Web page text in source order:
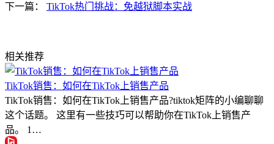
下一篇： TikTok热门挑战：免越狱脚本实战
相关推荐
TikTok销售：如何在TikTok上销售产品
TikTok销售：如何在TikTok上销售产品?tiktok矩阵的小编聊聊
这个话题。 这里有一些技巧可以帮助你在TikTok上销售产
品。 1…